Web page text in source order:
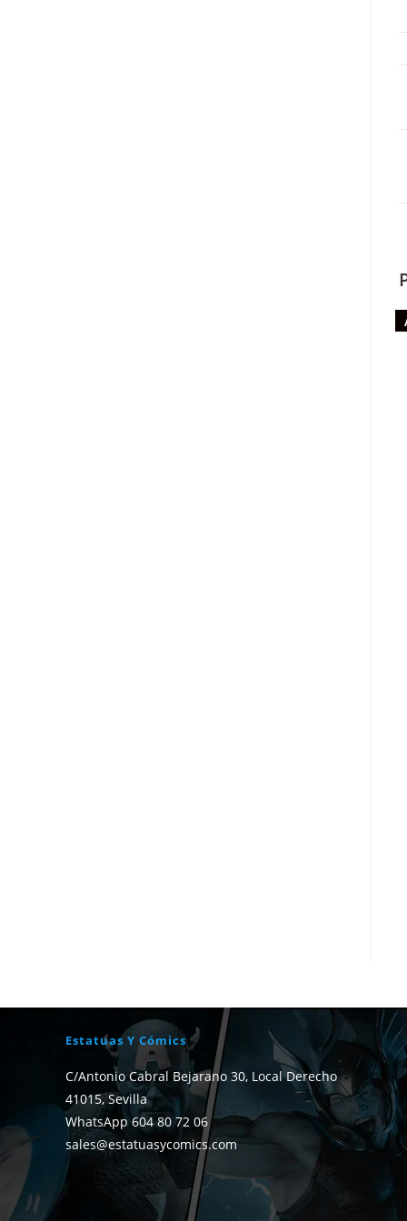
Estatuas Y Cómics
C/Antonio Cabral Bejarano 30, Local Derecho
41015, Sevilla
WhatsApp 604 80 72 06
sales@estatuasycomics.com